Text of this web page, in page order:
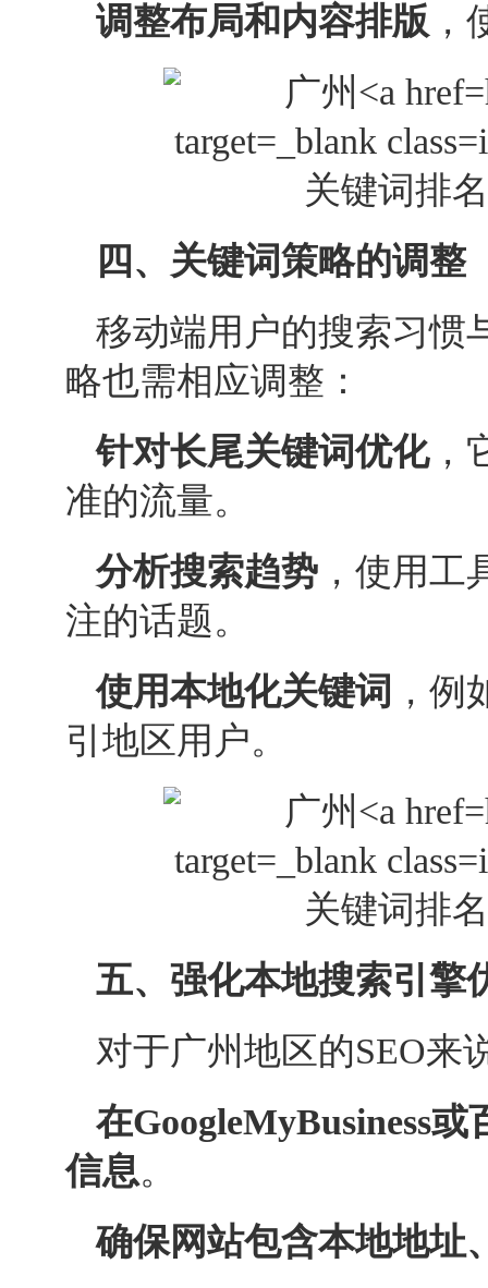
调整布局和内容排版
四、关键词策略的调整
移动端用户的搜索习惯
略也需相应调整：
针对长尾关键词优化，
准的流量。
分析搜索趋势 ，使用
注的话题。
使用本地化关键词 ，
引地区用户。
五、强化本地搜索引擎
对于广州地区的SEO来
在GoogleMyBusiness
信息。
确保网站包含本地地址